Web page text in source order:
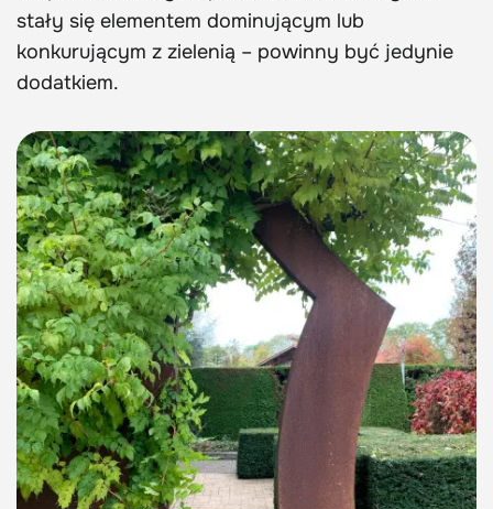
stały się elementem dominującym lub
konkurującym z zielenią – powinny być jedynie
dodatkiem.